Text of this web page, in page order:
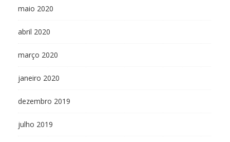
maio 2020
abril 2020
março 2020
janeiro 2020
dezembro 2019
julho 2019